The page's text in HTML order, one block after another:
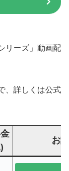
リーズ」動画配
、詳しくは公式
お